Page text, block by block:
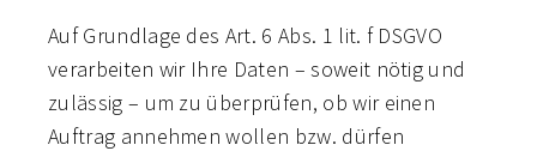
Auf Grundlage des Art. 6 Abs. 1 lit. f DSGVO
verarbeiten wir Ihre Daten – soweit nötig und
zulässig – um zu überprüfen, ob wir einen
Auftrag annehmen wollen bzw. dürfen